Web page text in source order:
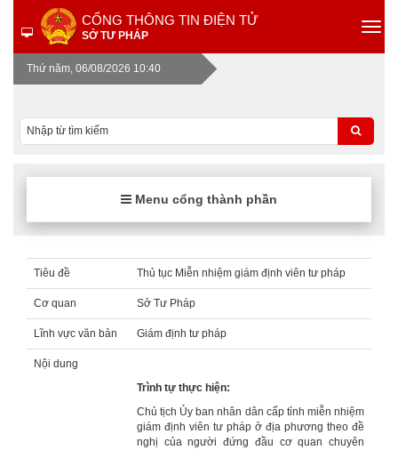
CỔNG THÔNG TIN ĐIỆN TỬ
SỞ TƯ PHÁP
Thứ năm, 06/08/2026 10:40
Menu cổng thành phần
Tiêu đề Thủ tục Miễn nhiệm giám định viên tư pháp
Cơ quan Sở Tư Pháp
Lĩnh vực văn bản Giám định tư pháp
Nội dung
Trình tự thực hiện:
Chủ tịch Ủy ban nhân dân cấp tỉnh miễn nhiệm
giám định viên tư pháp ở địa phương theo đề
nghị của người đứng đầu cơ quan chuyên